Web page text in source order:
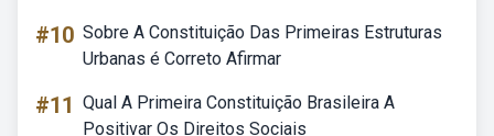
#10 Sobre A Constituição Das Primeiras Estruturas
Urbanas é Correto Afirmar
#11 Qual A Primeira Constituição Brasileira A
Positivar Os Direitos Sociais